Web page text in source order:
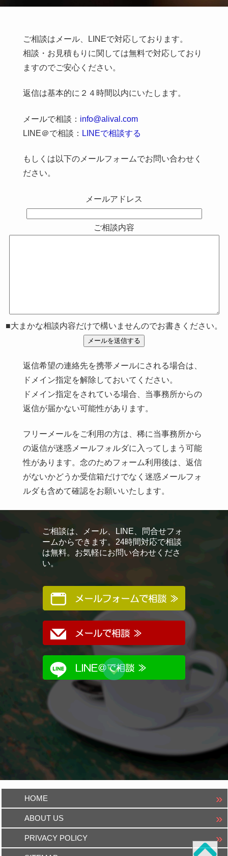
ご相談はメール、LINEで対応しております。
相談・お見積もりに関しては無料で対応しており
ますのでご安心ください。
返信は基本的に２４時間以内にいたします。
メールで相談： info@alival.com
LINE＠で相談： LINEで相談する
もしくは以下のメールフォームでお問い合わせく
ださい。
メールアドレス
ご相談内容
■大まかな相談内容だけで構いませんのでお書きください。
返信希望の連絡先を携帯メールにされる場合は、
ドメイン指定を解除しておいてください。
ドメイン指定をされている場合、当事務所からの
返信が届かない可能性があります。
フリーメールをご利用の方は、稀に当事務所から
の返信が迷惑メールフォルダに入ってしまう可能
性があります。念のためフォーム利用後は、返信
がないかどうか受信箱だけでなく迷惑メールフォ
ルダも含めて確認をお願いいたします。
ご相談は、メール、LINE、問合せフォ
ームからできます。24時間対応で相談
は無料。お気軽にお問い合わせくださ
い。
HOME
ABOUT US
PRIVACY POLICY